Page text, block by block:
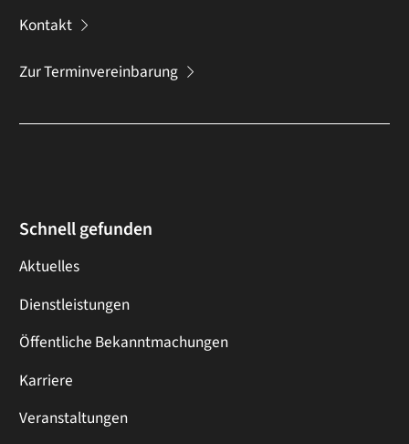
Kontakt
Zur Terminvereinbarung
Schnell gefunden
Aktuelles
Dienstleistungen
Öffentliche Bekanntmachungen
Karriere
Veranstaltungen